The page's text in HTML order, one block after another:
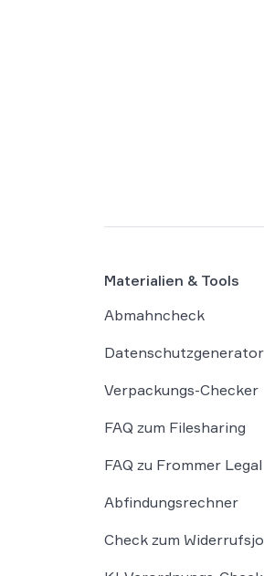
Materialien & Tools
Abmahncheck
Datenschutzgenerator
Verpackungs-Checker
FAQ zum Filesharing
FAQ zu Frommer Legal
Abfindungsrechner
Check zum